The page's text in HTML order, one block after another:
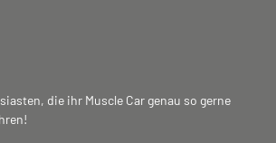
die ihr Muscle Car genau so gerne